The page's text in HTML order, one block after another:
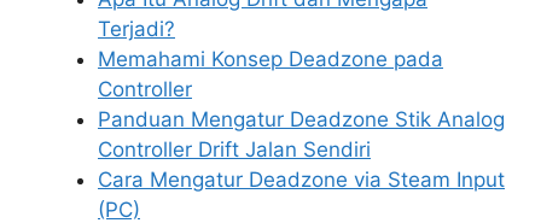
Terjadi?
Memahami Konsep Deadzone pada
Controller
Panduan Mengatur Deadzone Stik Analog
Controller Drift Jalan Sendiri
Cara Mengatur Deadzone via Steam Input
(PC)